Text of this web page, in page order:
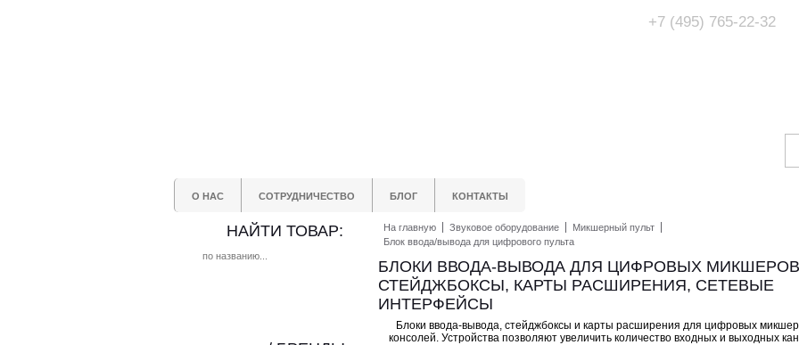
+7 (495) 765-22-32
О НАС СОТРУДНИЧЕСТВО БЛОГ КОНТАКТЫ
НАЙТИ ТОВАР: На главную Звуковое оборудование
Микшерный пульт
Блок ввода/вывода для цифрового пульта
БЛОКИ ВВОДА-ВЫВОДА ДЛЯ ЦИФРОВЫХ
СТЕЙДЖБОКСЫ, КАРТЫ РАСШИРЕНИЯ, СЕТЕВЫЕ
ИНТЕРФЕЙСЫ
Блоки ввода-вывода, стейджбоксы и карты расширения для цифровых
консолей. Устройства позволяют увеличить количество входных и выходных